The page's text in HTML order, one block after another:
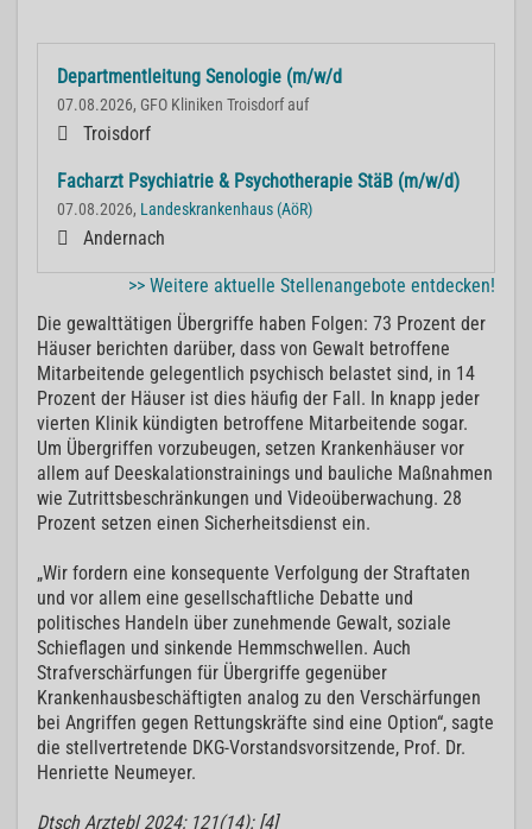
Departmentleitung Senologie (m/w/d
07.08.2026, GFO Kliniken Troisdorf auf
Troisdorf
Facharzt Psychiatrie & Psychotherapie StäB (m/w/d)
07.08.2026, Landeskrankenhaus (AöR)
Andernach
>> Weitere aktuelle Stellenangebote entdecken!
Die gewalttätigen Übergriffe haben Folgen: 73 Prozent der
Häuser berichten darüber, dass von Gewalt betroffene
Mitarbeitende gelegentlich psychisch belastet sind, in 14
Prozent der Häuser ist dies häufig der Fall. In knapp jeder
vierten Klinik kündigten betroffene Mitarbeitende sogar.
Um Übergriffen vorzubeugen, setzen Krankenhäuser vor
allem auf Deeskalationstrainings und bauliche Maßnahmen
wie Zutrittsbeschränkungen und Videoüberwachung. 28
Prozent setzen einen Sicherheitsdienst ein.
„Wir fordern eine konsequente Verfolgung der Straftaten
und vor allem eine gesellschaftliche Debatte und
politisches Handeln über zunehmende Gewalt, soziale
Schieflagen und sinkende Hemmschwellen. Auch
Strafverschärfungen für Übergriffe gegenüber
Krankenhausbeschäftigten analog zu den Verschärfungen
bei Angriffen gegen Rettungskräfte sind eine Option“, sagte
die stellvertretende DKG-Vorstandsvorsitzende, Prof. Dr.
Henriette Neumeyer.
Dtsch Arztebl 2024; 121(14): [4]